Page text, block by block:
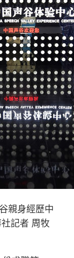
親身經歷中
記者 周牧